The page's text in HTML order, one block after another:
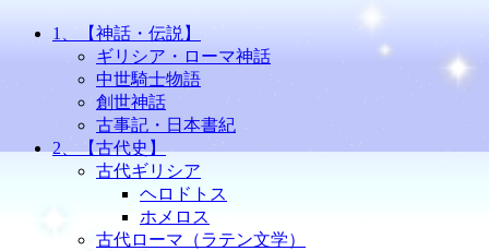
1、【神話・伝説】
ギリシア・ローマ神話
中世騎士物語
創世神話
古事記・日本書紀
2、【古代史】
古代ギリシア
ヘロドトス
ホメロス
古代ローマ（ラテン文学）